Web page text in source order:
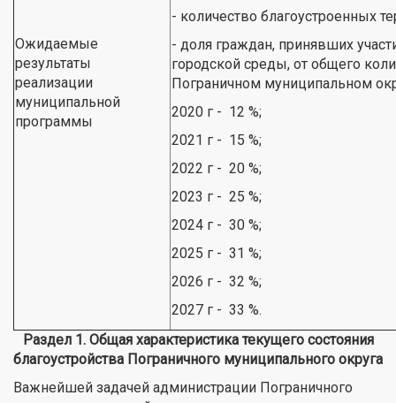
Ожидаемые
результаты
реализации
муниципальной
программы
- количество благоустроенных
- доля граждан, принявших
городской среды, от общего
Пограничном муниципальном
2020 г - 12 %;
2021 г - 15 %;
2022 г - 20 %;
2023 г - 25 %;
2024 г - 30 %;
2025 г - 31 %;
2026 г - 32 %;
2027 г - 33 %.
Раздел 1. Общая характеристика текущего состояния
благоустройства Пограничного муниципального округа
Важнейшей задачей администрации Пограничного